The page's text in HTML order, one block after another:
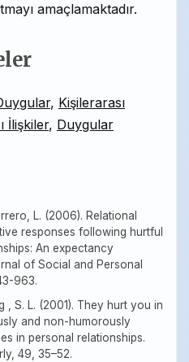
amaçlamaktadır.
, Kişilerarası
İlişkiler, Duygular
L. (2006). Relational
responses following hurtful
An expectancy
of Social and Personal
963.
, S. L. (2001). They hurt you in
and non-humorously
in personal relationships.
49, 35–52.